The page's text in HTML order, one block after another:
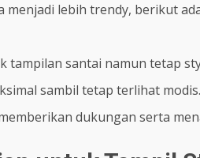
lebih trendy, berikut
tampilan santai namun tetap
sambil tetap terlihat modis.
dukungan serta